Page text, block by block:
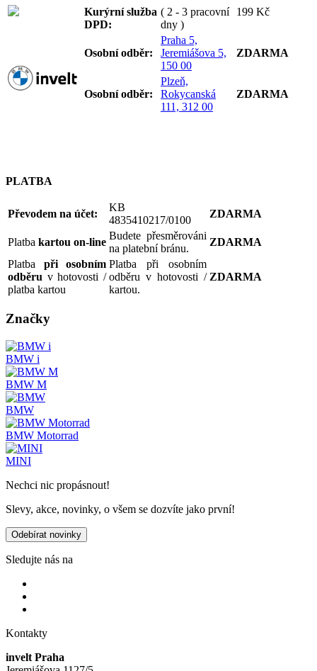
Kurýrní služba
DPD:
( 2 - 3 pracovní
dny )
199 Kč
Osobní odběr:
Praha 5,
Jeremiášova 5,
150 00
ZDARMA
Osobní odběr:
Plzeň,
Rokycanská
111, 312 00
ZDARMA
PLATBA
Převodem na účet:
KB
4835410217/0100
ZDARMA
Platba kartou on-line
Budete přesměrováni
na platební bránu.
ZDARMA
Platba při osobním
odběru v hotovosti /
platba kartou
Platba při osobním
odběru v hotovosti /
kartou.
ZDARMA
Značky
BMW i
BMW M
BMW
BMW Motorrad
MINI
Nechci nic propásnout!
Slevy, akce, novinky, o všem se dozvíte jako první!
Odebírat novinky
Sledujte nás na
Kontakty
invelt Praha